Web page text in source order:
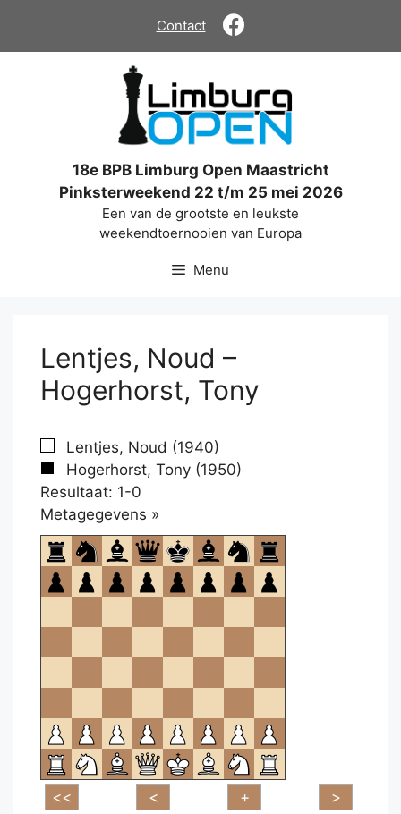
de
Contact
18e BPB Limburg Open Maastricht
Pinksterweekend 22 t/m 25 mei 2026
Een van de grootste en leukste
weekendtoernooien van Europa
Menu
Lentjes, Noud –
Hogerhorst, Tony
Lentjes, Noud (1940)
Hogerhorst, Tony (1950)
Resultaat: 1-0
Metagegevens »
om
te
openen.